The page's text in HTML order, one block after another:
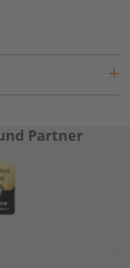
Partner